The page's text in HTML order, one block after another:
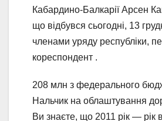
Кабардино-Балкарії Арсен
що відбувся сьогодні, 13
членами уряду республіки,
кореспондент .
208 млн з федерального
Нальчик на облаштування
Ви знаєте, що 2011 рік — рік